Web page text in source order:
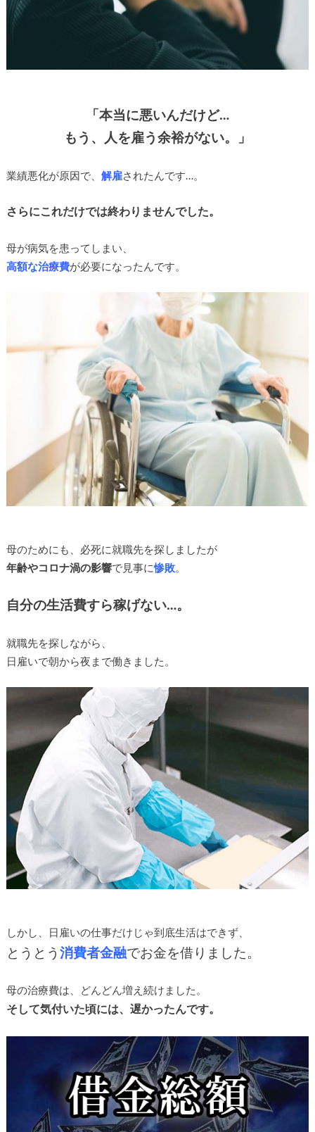
「本当に悪いんだけど…
もう、人を雇う余裕がない。」
業績悪化が原因で、 解雇されたんです…。
さらにこれだけでは終わりませんでした。
母が病気を患ってしまい、
高額な治療費が必要になったんです。
母のためにも、必死に就職先を探しましたが
年齢やコロナ渦の影響で見事に惨敗。
自分の生活費すら稼げない…。
就職先を探しながら、
日雇いで朝から夜まで働きました。
しかし、日雇いの仕事だけじゃ到底生活はできず、
とうとう 消費者金融でお金を借りました。
母の治療費は、どんどん増え続けました。
そして気付いた頃には、遅かったんです。